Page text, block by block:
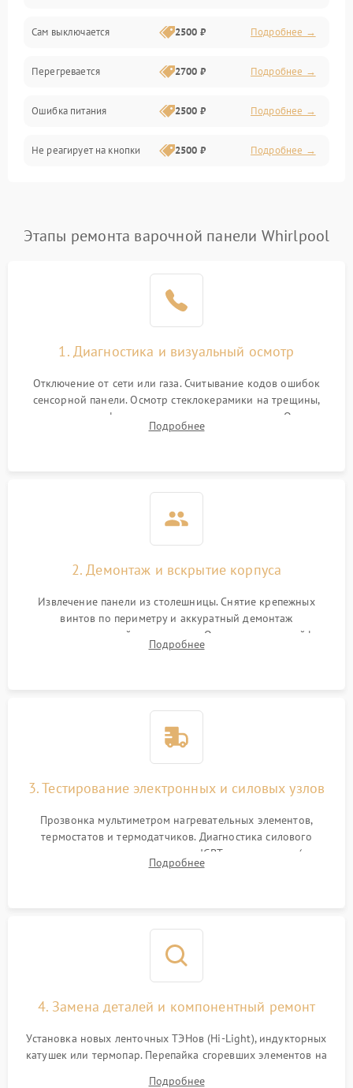
Сам выключается 2500 ₽ Подробнее →
Перегревается 2700 ₽ Подробнее →
Ошибка питания 2500 ₽ Подробнее →
Не реагирует на кнопки 2500 ₽ Подробнее →
Этапы ремонта варочной панели Whirlpool
1. Диагностика и визуальный осмотр
Отключение от сети или газа. Считывание кодов ошибок
сенсорной панели. Осмотр стеклокерамики на трещины,
проверка конфорок на равномерность нагрева. Опрос
клиента о симптомах (не включается, не видит посуду,
Подробнее
2. Демонтаж и вскрытие корпуса
Извлечение панели из столешницы. Снятие крепежных
винтов по периметру и аккуратный демонтаж
стеклокерамической поверхности. Отсоединение шлейфов
сенсорного блока для доступа к силовым платам, катушкам
Подробнее
3. Тестирование электронных и силовых узлов
Прозвонка мультиметром нагревательных элементов,
термостатов и термодатчиков. Диагностика силового
модуля, реле, диодных мостов и IGBT-транзисторов (для
индукции). Проверка кранов и газ-контроля (для газовых
Подробнее
4. Замена деталей и компонентный ремонт
Установка новых ленточных ТЭНов (Hi-Light), индукторных
катушек или термопар. Перепайка сгоревших элементов на
Подробнее